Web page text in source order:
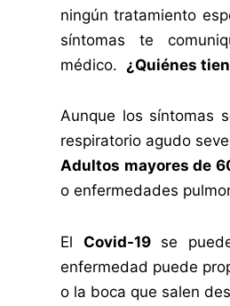
ningún tratamiento
síntomas te
médico. ¿Quiénes
Aunque los síntomas
respiratorio agudo
Adultos mayores de
o enfermedades
El Covid-19se
enfermedad puede
o la boca que salen